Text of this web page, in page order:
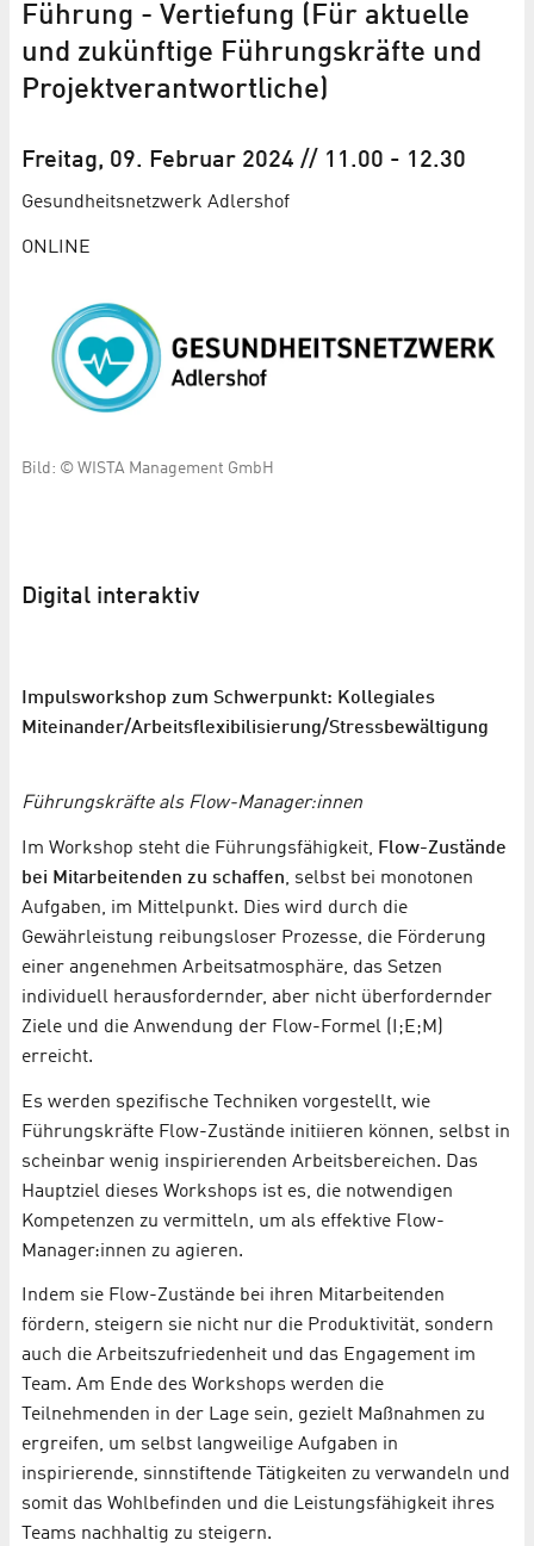
Führung - Vertiefung (Für aktuelle
und zukünftige Führungskräfte und
Projektverantwortliche)
Freitag, 09. Februar 2024 // 11.00 - 12.30
Gesundheits­netzwerk Adlershof
ONLINE
Bild: © WISTA Management GmbH
Digital interaktiv
Impulsworkshop zum Schwerpunkt: Kollegiales
Miteinander/Arbeitsflexibilisierung/Stressbewältigung
Führungskräfte als Flow-Manager:innen
Im Workshop steht die Führungsfähigkeit, Flow-Zustände
bei Mitarbeitenden zu schaffen, selbst bei monotonen
Aufgaben, im Mittelpunkt. Dies wird durch die
Gewährleistung reibungsloser Prozesse, die Förderung
einer angenehmen Arbeitsatmosphäre, das Setzen
individuell herausfordernder, aber nicht überfordernder
Ziele und die Anwendung der Flow-Formel (I;E;M)
erreicht.
Es werden spezifische Techniken vorgestellt, wie
Führungskräfte Flow-Zustände initiieren können, selbst in
scheinbar wenig inspirierenden Arbeitsbereichen. Das
Hauptziel dieses Workshops ist es, die notwendigen
Kompetenzen zu vermitteln, um als effektive Flow-
Manager:innen zu agieren.
Indem sie Flow-Zustände bei ihren Mitarbeitenden
fördern, steigern sie nicht nur die Produktivität, sondern
auch die Arbeitszufriedenheit und das Engagement im
Team. Am Ende des Workshops werden die
Teilnehmenden in der Lage sein, gezielt Maßnahmen zu
ergreifen, um selbst langweilige Aufgaben in
inspirierende, sinnstiftende Tätigkeiten zu verwandeln und
somit das Wohlbefinden und die Leistungsfähigkeit ihres
Teams nachhaltig zu steigern.